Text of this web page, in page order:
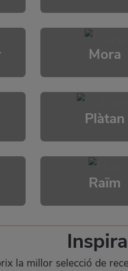
Mora
Plàtan
Raïm
la millor selecció de